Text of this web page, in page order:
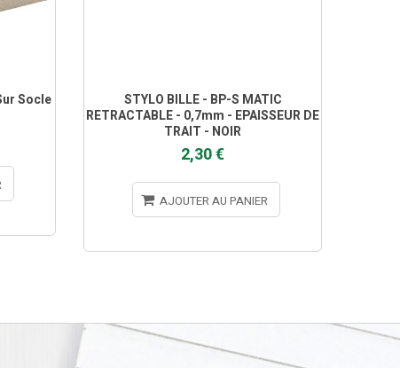
Socle
STYLO BILLE - BP-S MATIC
RETRACTABLE - 0,7mm - EPAISSEUR DE
TRAIT - NOIR
2,30 €
AJOUTER AU PANIER